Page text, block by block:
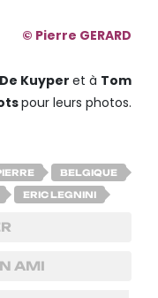
© Pierre GERARD
Kuyper et à Tom
pour leurs photos.
BELGIQUE
ERIC LEGNINI
AMI